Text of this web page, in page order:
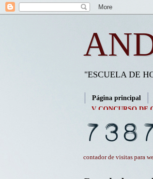
"ESCUELA DE
Página principal
V CONCURSO DE
contador de visitas para